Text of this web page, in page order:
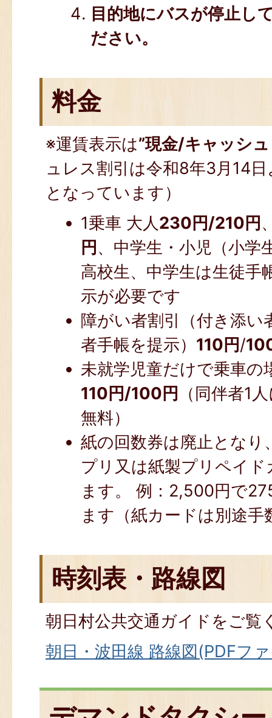
目的地にバスが停止し
ださい。
料金
※運賃表示は”現金/キャッシ
ュレス割引は令和8年3月14
となっています）
1乗車 大人230円/210円
円 、中学生・小児（小学
高校生、中学生は生徒手
示が必要です
障がい者割引（付き添い
者手帳を提示） 110円/
未就学児童だけで乗車の
110円/100円
（同伴者1
無料）
紙の回数券は廃止となり
プリ又は紙製プリペイ
ます。 例：2,500円で
ます（紙カードは別途手
時刻表・路線図
朝日村公共交通ガイドをご覧
朝日・波田線 路線図(PDFフ